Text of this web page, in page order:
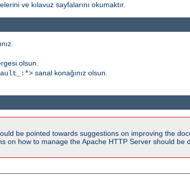
ve kılavuz sayfalarını okumaktır.
olsun.
sanal konağınız olsun.
be pointed towards suggestions on improving the
on how to manage the Apache HTTP Server should